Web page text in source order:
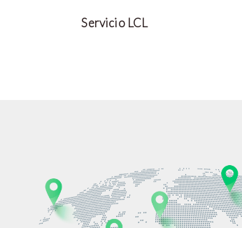
Servicio LCL